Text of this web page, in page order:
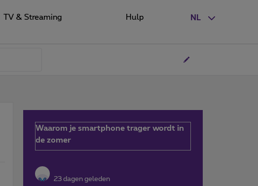
NL
TV & Streaming Hulp
Waarom je smartphone trager wordt in
de zomer
23 dagen geleden